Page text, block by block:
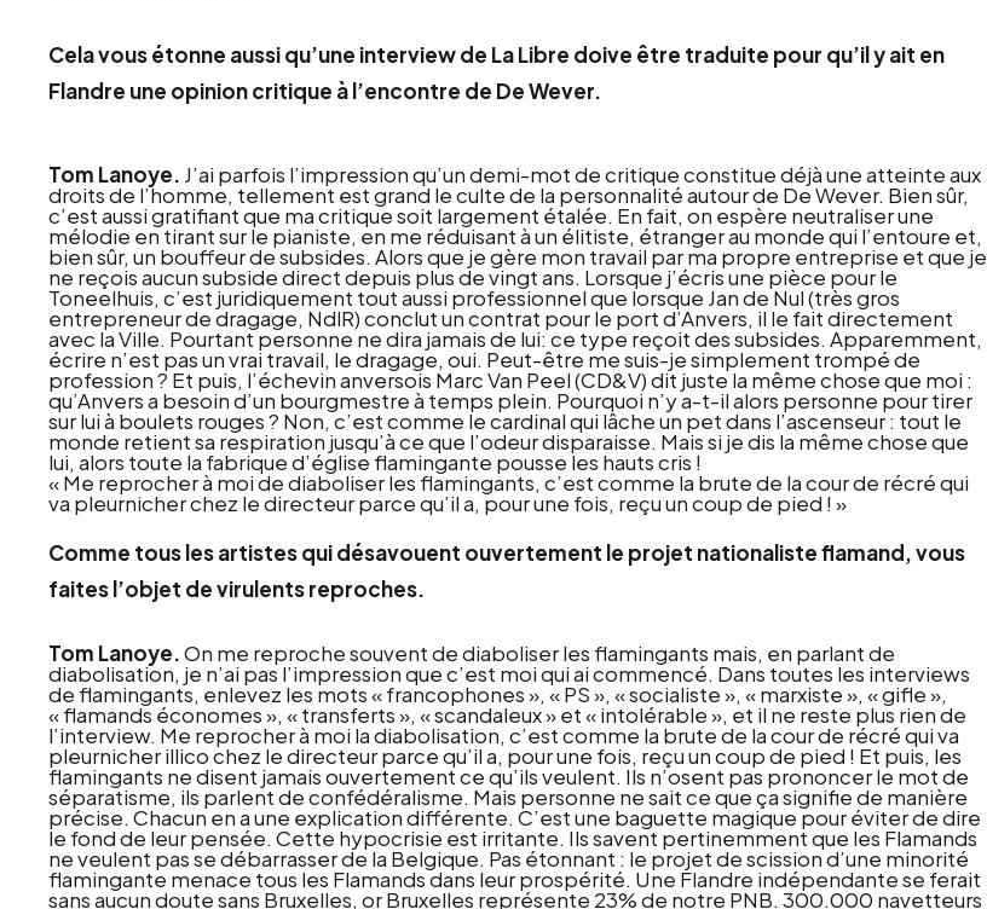
Cela vous étonne aussi qu’une interview de La Libre doive être traduite pour qu’il y ait en
Flandre une opinion critique à l’encontre de De Wever.
Tom Lanoye. J’ai parfois l’impression qu’un demi-mot de critique constitue déjà une atteinte aux
droits de l’homme, tellement est grand le culte de la personnalité autour de De Wever. Bien sûr,
c’est aussi gratifiant que ma critique soit largement étalée. En fait, on espère neutraliser une
mélodie en tirant sur le pianiste, en me réduisant à un élitiste, étranger au monde qui l’entoure et,
bien sûr, un bouffeur de subsides. Alors que je gère mon travail par ma propre entreprise et que je
ne reçois aucun subside direct depuis plus de vingt ans. Lorsque j’écris une pièce pour le
Toneelhuis, c’est juridiquement tout aussi professionnel que lorsque Jan de Nul (très gros
entrepreneur de dragage, NdlR) conclut un contrat pour le port d’Anvers, il le fait directement
avec la Ville. Pourtant personne ne dira jamais de lui: ce type reçoit des subsides. Apparemment,
écrire n’est pas un vrai travail, le dragage, oui. Peut-être me suis-je simplement trompé de
profession ? Et puis, l’échevin anversois Marc Van Peel (CD&V) dit juste la même chose que moi :
qu’Anvers a besoin d’un bourgmestre à temps plein. Pourquoi n’y a-t-il alors personne pour tirer
sur lui à boulets rouges ? Non, c’est comme le cardinal qui lâche un pet dans l’ascenseur : tout le
monde retient sa respiration jusqu’à ce que l’odeur disparaisse. Mais si je dis la même chose que
lui, alors toute la fabrique d’église flamingante pousse les hauts cris !
« Me reprocher à moi de diaboliser les flamingants, c’est comme la brute de la cour de récré qui
va pleurnicher chez le directeur parce qu’il a, pour une fois, reçu un coup de pied ! »
Comme tous les artistes qui désavouent ouvertement le projet nationaliste flamand, vous
faites l’objet de virulents reproches.
Tom Lanoye.On me reproche souvent de diaboliser les flamingants mais, en parlant de
diabolisation, je n’ai pas l’impression que c’est moi qui ai commencé. Dans toutes les interviews
de flamingants, enlevez les mots « francophones », « PS », « socialiste », « marxiste », « gifle »,
« flamands économes », « transferts », « scandaleux » et « intolérable », et il ne reste plus rien de
l’interview. Me reprocher à moi la diabolisation, c’est comme la brute de la cour de récré qui va
pleurnicher illico chez le directeur parce qu’il a, pour une fois, reçu un coup de pied ! Et puis, les
flamingants ne disent jamais ouvertement ce qu’ils veulent. Ils n’osent pas prononcer le mot de
séparatisme, ils parlent de confédéralisme. Mais personne ne sait ce que ça signifie de manière
précise. Chacun en a une explication différente. C’est une baguette magique pour éviter de dire
le fond de leur pensée. Cette hypocrisie est irritante. Ils savent pertinemment que les Flamands
ne veulent pas se débarrasser de la Belgique. Pas étonnant : le projet de scission d’une minorité
flamingante menace tous les Flamands dans leur prospérité. Une Flandre indépendante se ferait
sans aucun doute sans Bruxelles, or Bruxelles représente 23% de notre PNB. 300.000 navetteurs